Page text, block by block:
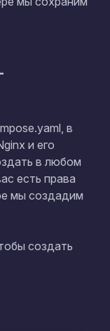
в
и его
в любом
есть права
мы создадим
создать